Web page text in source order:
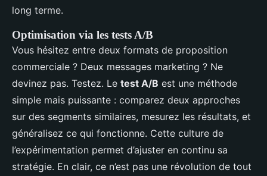
long terme.
Optimisation via les tests A/B
Vous hésitez entre deux formats de proposition
commerciale ? Deux messages marketing ? Ne
devinez pas. Testez. Le test A/B est une méthode
simple mais puissante : comparez deux approches
sur des segments similaires, mesurez les résultats, et
généralisez ce qui fonctionne. Cette culture de
l’expérimentation permet d’ajuster en continu sa
stratégie. En clair, ce n’est pas une révolution de tout